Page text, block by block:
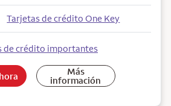
Tarjetas de crédito One Key
de crédito importantes
Más
información